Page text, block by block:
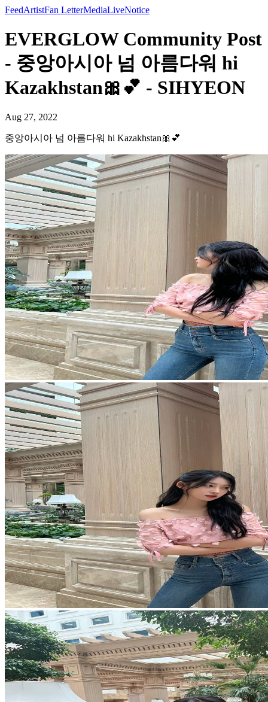
FeedArtistFan LetterMediaLiveNotice
EVERGLOW Community Post
- 중앙아시아 넘 아름다워 hi
Kazakhstan🎀💕 - SIHYEON
Aug 27, 2022
중앙아시아 넘 아름다워 hi Kazakhstan🎀💕